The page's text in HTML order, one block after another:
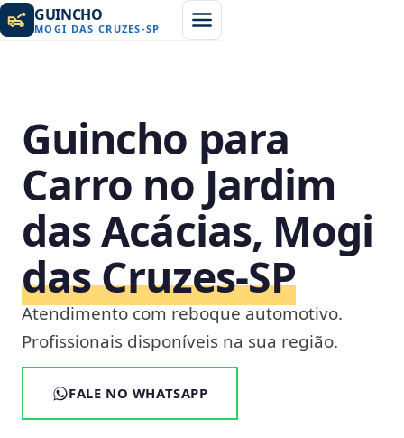
GUINCHO
MOGI DAS CRUZES-SP
Guincho para
Carro no Jardim
das Acácias, Mogi
das Cruzes‑SP
Atendimento com reboque automotivo.
Profissionais disponíveis na sua região.
FALE NO WHATSAPP